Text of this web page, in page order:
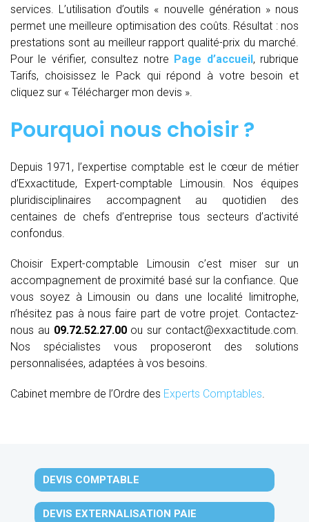
services. L’utilisation d’outils « nouvelle génération » nous
permet une meilleure optimisation des coûts. Résultat : nos
prestations sont au meilleur rapport qualité-prix du marché.
Pour le vérifier, consultez notre Page d’accueil, rubrique
Tarifs, choisissez le Pack qui répond à votre besoin et
cliquez sur « Télécharger mon devis ».
Pourquoi nous choisir ?
Depuis 1971, l’expertise comptable est le cœur de métier
d’Exxactitude, Expert-comptable Limousin. Nos équipes
pluridisciplinaires accompagnent au quotidien des
centaines de chefs d’entreprise tous secteurs d’activité
confondus.
Choisir Expert-comptable Limousin c’est miser sur un
accompagnement de proximité basé sur la confiance. Que
vous soyez à Limousin ou dans une localité limitrophe,
n’hésitez pas à nous faire part de votre projet. Contactez-
nous au 09.72.52.27.00ou sur contact@exxactitude.com.
Nos spécialistes vous proposeront des solutions
personnalisées, adaptées à vos besoins.
Cabinet membre de l’Ordre des Experts Comptables
DEVIS COMPTABLE
DEVIS EXTERNALISATION PAIE